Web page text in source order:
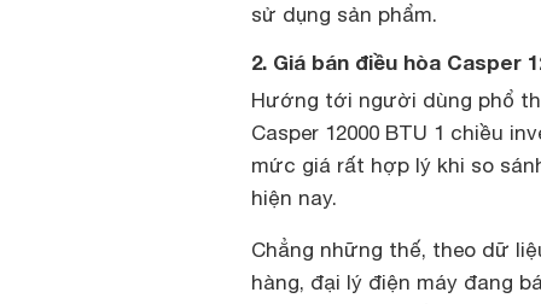
sử dụng sản phẩm.
2. Giá bán điều hòa Casper
Hướng tới người dùng phổ
Casper 12000 BTU 1 chiều
mức giá rất hợp lý khi so
hiện nay.
Chẳng những thế, theo dữ
hàng, đại lý điện máy đang